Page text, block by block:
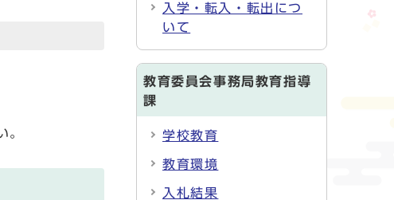
。
入学・転入・転出につ
いて
教育委員会事務局教育指導
課
学校教育
教育環境
入札結果